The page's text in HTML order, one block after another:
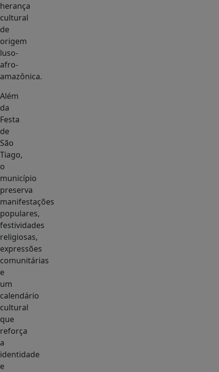
herança
cultural
de
origem
luso-
afro-
amazônica.
Além
da
Festa
de
São
Tiago,
o
município
preserva
manifestações
populares,
festividades
religiosas,
expressões
comunitárias
e
um
calendário
cultural
que
reforça
a
identidade
e